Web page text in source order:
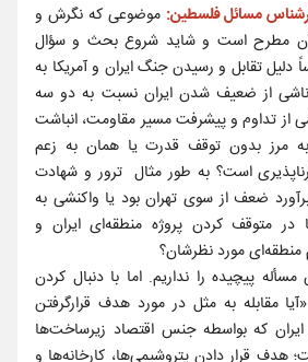
مسائل فلسطین: موضوعی که نگرش و
مطرح است و شاید شروع بحث و سؤال
دلیل تقابل و رسیدن جنگ ایران و آمریکا به
از ضعیف شدن ایران نسبت به دو سه
از تداوم و پیشرفت مسیر مقاومت، انباشت
مرز بدون توقف قدرت یا همان به زعم
است؟ به طور مثال ترور و شهادت
ضعف از سوی تهران بود یا واکنشی به
در متوقف کردن پروژه منطقه‌ای ایران و
مورد نظرشان؟
پیچیده را نداریم. اما با دنبال کردن
مقابله به مثل در مورد هدف قرارگرفتن
که بواسطه جنس اقتصاد زیرساخت‌ها
هدف قرار دادن پتروشیمی‌ها، کارخانه‌ها و